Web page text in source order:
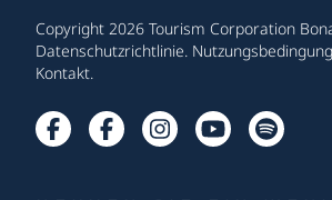
Copyright 2026 Tourism Corporation
Datenschutzrichtlinie.
Kontakt.